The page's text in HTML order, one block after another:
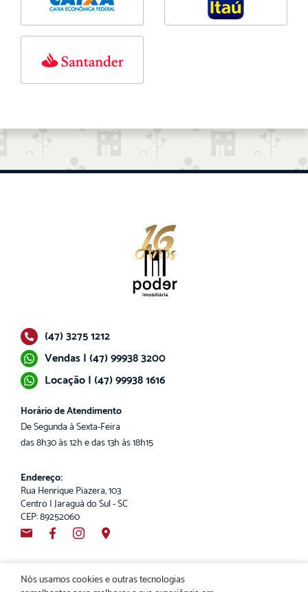
Nós usamos cookies e outras tecnologias
(47) 3275 1212
Vendas | (47) 99938 3200
Locação | (47) 99938 1616
Horário de Atendimento
De Segunda à Sexta-Feira
das 8h30 às 12h e das 13h às 18h15
Endereço:
Rua Henrique Piazera, 103
Centro | Jaraguá do Sul - SC
CEP: 89252060